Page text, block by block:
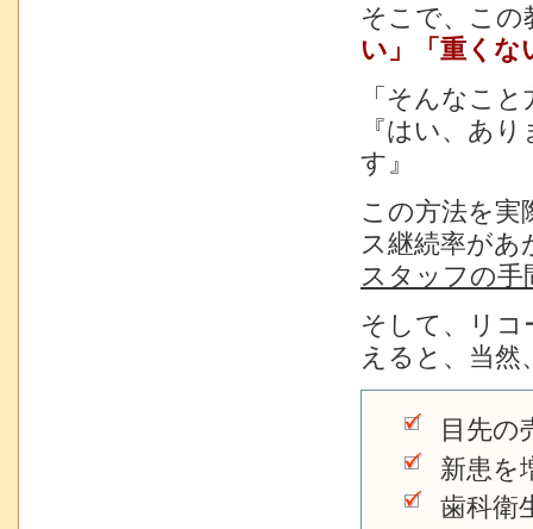
そこで、この
い」「重くな
「そんなこ
『はい、あ
す』
この方法を実
ス継続率があ
スタッフの
そして、リコ
えると、当然
目先の
新患を
歯科衛